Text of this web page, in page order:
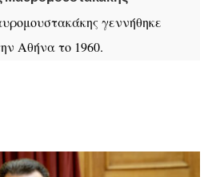
γεννήθηκε
Αθήνα το 1960.
μίου Ιωαννίνων
Φιλοσοφική Αθηνών στο